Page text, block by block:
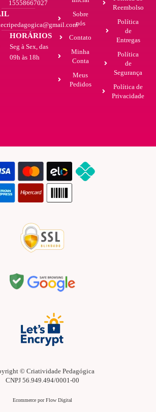
15558667027
HORÁRIOS
Seg à Sex, das
09h às 18h
Sobre
nós
Contato
Minha
Conta
Meus
Pedidos
Reembolso
Política
de
Entregas
Política
de
Segurança
Política de
Privacidade
© Criatividade Pedagógica
CNPJ 56.949.494/0001-00
Ecommerce por Flow Digital